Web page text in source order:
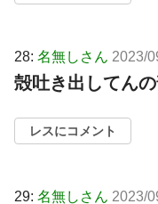
28: 名無しさん 2023/
殻吐き出してん
レスにコメント
29: 名無しさん 2023/